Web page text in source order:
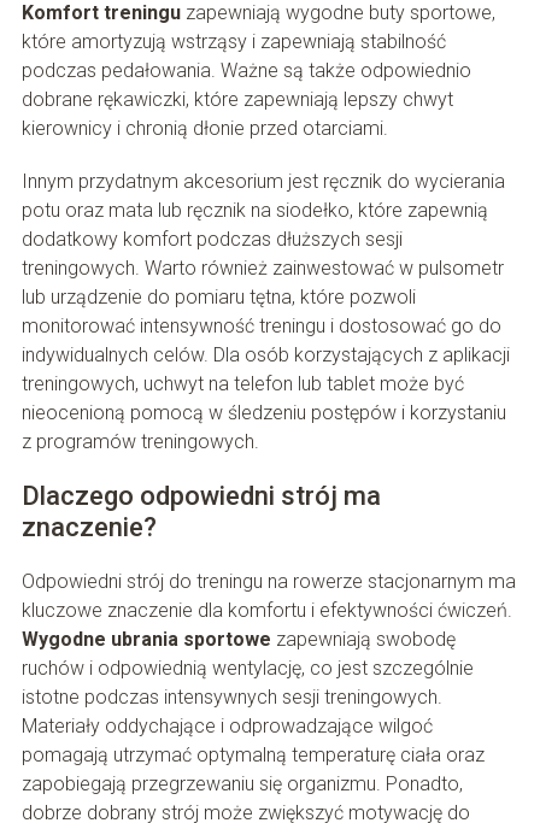
Komfort treninguzapewniają wygodne buty sportowe,
które amortyzują wstrząsy i zapewniają stabilność
podczas pedałowania. Ważne są także odpowiednio
dobrane rękawiczki, które zapewniają lepszy chwyt
kierownicy i chronią dłonie przed otarciami.
Innym przydatnym akcesorium jest ręcznik do wycierania
potu oraz mata lub ręcznik na siodełko, które zapewnią
dodatkowy komfort podczas dłuższych sesji
treningowych. Warto również zainwestować w pulsometr
lub urządzenie do pomiaru tętna, które pozwoli
monitorować intensywność treningu i dostosować go do
indywidualnych celów. Dla osób korzystających z aplikacji
treningowych, uchwyt na telefon lub tablet może być
nieocenioną pomocą w śledzeniu postępów i korzystaniu
z programów treningowych.
Dlaczego odpowiedni strój ma
znaczenie?
Odpowiedni strój do treningu na rowerze stacjonarnym ma
kluczowe znaczenie dla komfortu i efektywności ćwiczeń.
Wygodne ubrania sportowe zapewniają swobodę
ruchów i odpowiednią wentylację, co jest szczególnie
istotne podczas intensywnych sesji treningowych.
Materiały oddychające i odprowadzające wilgoć
pomagają utrzymać optymalną temperaturę ciała oraz
zapobiegają przegrzewaniu się organizmu. Ponadto,
dobrze dobrany strój może zwiększyć motywację do